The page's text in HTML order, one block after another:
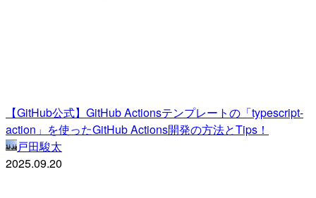
【GitHub公式】GitHub Actionsテンプレートの「typescript-
action」を使ったGitHub Actions開発の方法とTips！
戸田駿太
2025.09.20